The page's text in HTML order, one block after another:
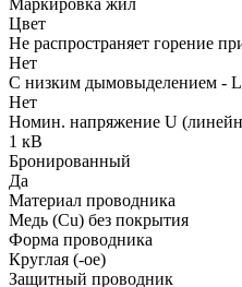
Цвет
Не распространяет горение
Нет
С низким дымовыделением -
Нет
Номин. напряжение U
1 кВ
Бронированный
Да
Материал проводника
Медь (Cu) без покрытия
Форма проводника
Круглая (-ое)
Защитный проводник